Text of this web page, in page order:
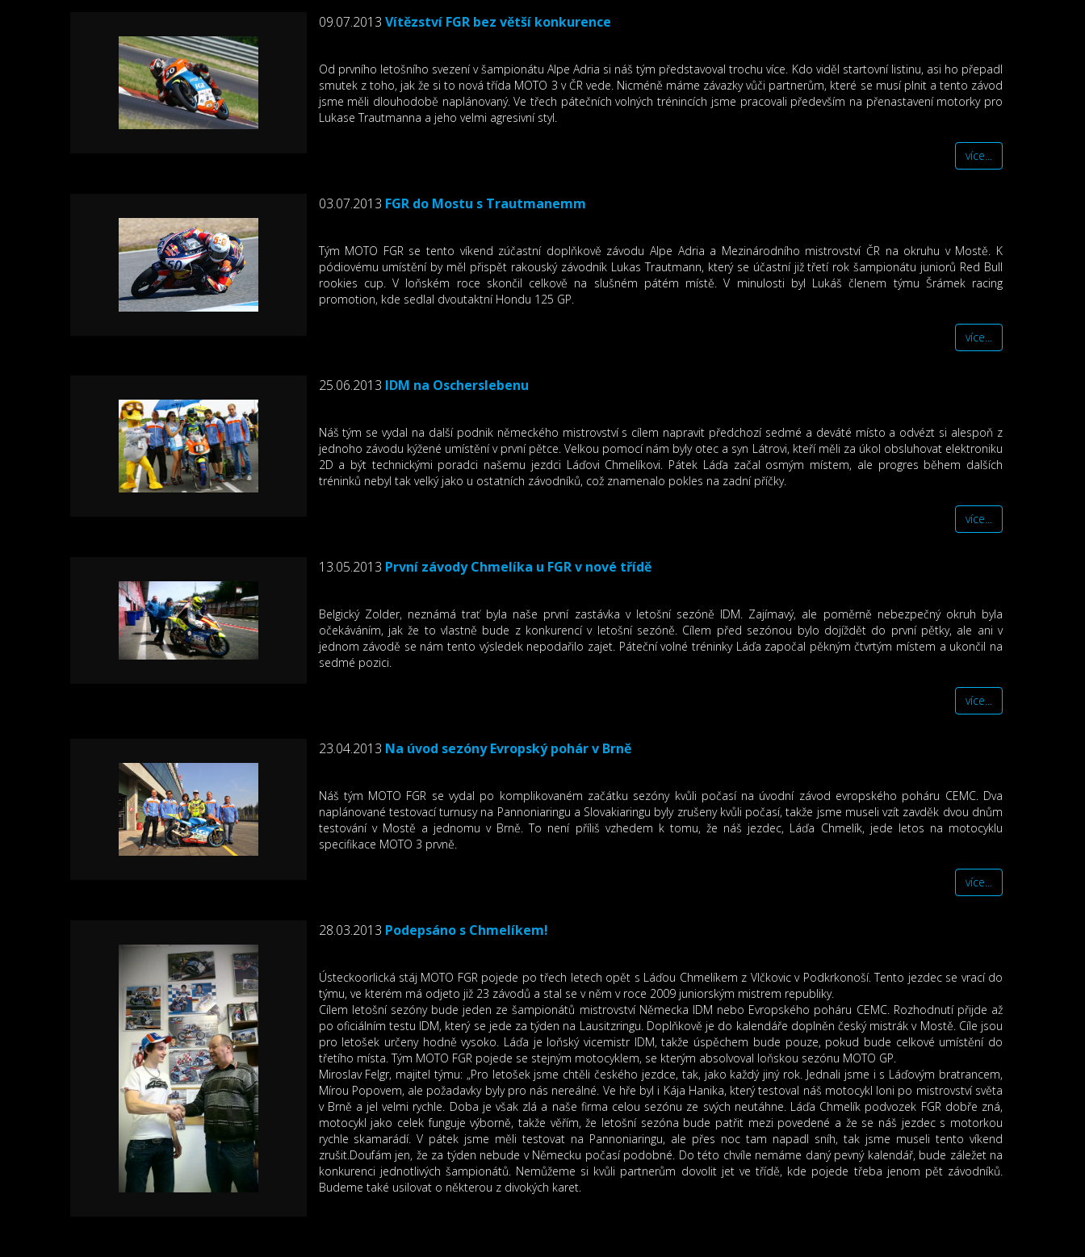
09.07.2013 Vítězství FGR bez větší konkurence
Od prvního letošního svezení v šampionátu Alpe Adria si náš tým představoval trochu více. Kdo viděl startovní listinu, asi ho přepadl
smutek z toho, jak že si to nová třída MOTO 3 v ČR vede. Nicméně máme závazky vůči partnerům, které se musí plnit a tento závod
jsme měli dlouhodobě naplánovaný. Ve třech pátečních volných trénincích jsme pracovali především na přenastavení motorky pro
Lukase Trautmanna a jeho velmi agresivní styl.
více...
03.07.2013 FGR do Mostu s Trautmanemm
Tým MOTO FGR se tento víkend zúčastní doplňkově závodu Alpe Adria a Mezinárodního mistrovství ČR na okruhu v Mostě. K
pódiovému umístění by měl přispět rakouský závodník Lukas Trautmann, který se účastní již třetí rok šampionátu juniorů Red Bull
rookies cup. V loňském roce skončil celkově na slušném pátém místě. V minulosti byl Lukáš členem týmu Šrámek racing
promotion, kde sedlal dvoutaktní Hondu 125 GP.
více...
25.06.2013 IDM na Oscherslebenu
Náš tým se vydal na další podnik německého mistrovství s cílem napravit předchozí sedmé a deváté místo a odvézt si alespoň z
jednoho závodu kýžené umístění v první pětce. Velkou pomocí nám byly otec a syn Látrovi, kteří měli za úkol obsluhovat elektroniku
2D a být technickými poradci našemu jezdci Láďovi Chmelíkovi. Pátek Láďa začal osmým místem, ale progres během dalších
tréninků nebyl tak velký jako u ostatních závodníků, což znamenalo pokles na zadní příčky.
více...
13.05.2013 První závody Chmelíka u FGR v nové třídě
Belgický Zolder, neznámá trať byla naše první zastávka v letošní sezóně IDM. Zajímavý, ale poměrně nebezpečný okruh byla
očekáváním, jak že to vlastně bude z konkurencí v letošní sezóně. Cílem před sezónou bylo dojíždět do první pětky, ale ani v
jednom závodě se nám tento výsledek nepodařilo zajet. Páteční volné tréninky Láďa započal pěkným čtvrtým místem a ukončil na
sedmé pozici.
více...
23.04.2013 Na úvod sezóny Evropský pohár v Brně
Náš tým MOTO FGR se vydal po komplikovaném začátku sezóny kvůli počasí na úvodní závod evropského poháru CEMC. Dva
naplánované testovací turnusy na Pannoniaringu a Slovakiaringu byly zrušeny kvůli počasí, takže jsme museli vzít zavděk dvou dnům
testování v Mostě a jednomu v Brně. To není příliš vzhedem k tomu, že náš jezdec, Láďa Chmelík, jede letos na motocyklu
specifikace MOTO 3 prvně.
více...
28.03.2013 Podepsáno s Chmelíkem!
Ústeckoorlická stáj MOTO FGR pojede po třech letech opět s Láďou Chmelíkem z Vlčkovic v Podkrkonoší. Tento jezdec se vrací do
týmu, ve kterém má odjeto již 23 závodů a stal se v něm v roce 2009 juniorským mistrem republiky.
Cílem letošní sezóny bude jeden ze šampionátů mistrovství Německa IDM nebo Evropského poháru CEMC. Rozhodnutí přijde až
po oficiálním testu IDM, který se jede za týden na Lausitzringu. Doplňkově je do kalendáře doplněn český mistrák v Mostě. Cíle jsou
pro letošek určeny hodně vysoko. Láďa je loňský vicemistr IDM, takže úspěchem bude pouze, pokud bude celkové umístění do
třetího místa. Tým MOTO FGR pojede se stejným motocyklem, se kterým absolvoval loňskou sezónu MOTO GP.
Miroslav Felgr, majitel týmu: „Pro letošek jsme chtěli českého jezdce, tak, jako každý jiný rok. Jednali jsme i s Láďovým bratrancem,
Mírou Popovem, ale požadavky byly pro nás nereálné. Ve hře byl i Kája Hanika, který testoval náš motocykl loni po mistrovství světa
v Brně a jel velmi rychle. Doba je však zlá a naše firma celou sezónu ze svých neutáhne. Láďa Chmelík podvozek FGR dobře zná,
motocykl jako celek funguje výborně, takže věřím, že letošní sezóna bude patřit mezi povedené a že se náš jezdec s motorkou
rychle skamarádí. V pátek jsme měli testovat na Pannoniaringu, ale přes noc tam napadl sníh, tak jsme museli tento víkend
zrušit.Doufám jen, že za týden nebude v Německu počasí podobné. Do této chvíle nemáme daný pevný kalendář, bude záležet na
konkurenci jednotlivých šampionátů. Nemůžeme si kvůli partnerům dovolit jet ve třídě, kde pojede třeba jenom pět závodníků.
Budeme také usilovat o některou z divokých karet.